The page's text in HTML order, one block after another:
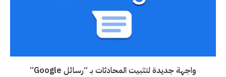
واجهة جديدة لتثبيت المحادثات بـ “رسائل Google”